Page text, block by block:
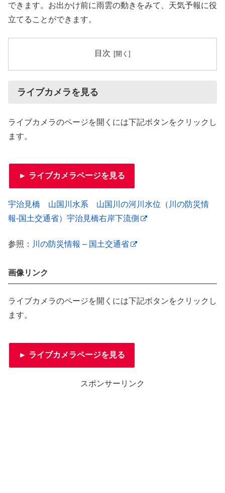
できます。お出かけ前に雨雲の動きをみて、天気予報に役
立てることができます。
目次
ライブカメラを見る
ライブカメラのページを開くには下記ボタンをクリックし
ます。
► ライブカメラページを見る
宇治見橋 山国川水系 山国川の河川水位（川の防災情
報-国土交通省）宇治見橋右岸下流側
参照： 川の防災情報 – 国土交通省
画像リンク
ライブカメラのページを開くには下記ボタンをクリックし
ます。
► ライブカメラページを見る
スポンサーリンク